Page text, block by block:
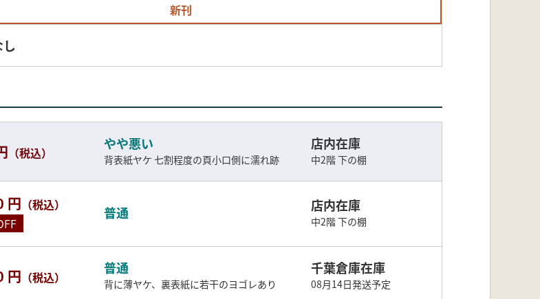
新刊
（税込）
やや悪い
背表紙ヤケ 七割程度の頁小口側に濡れ跡
店内在庫
中2階 下の棚
円 （税込）
普通 店内在庫
中2階 下の棚
円 （税込）
普通
背に薄ヤケ、裏表紙に若干のヨゴレあり
千葉倉庫在庫
08月14日発送予定